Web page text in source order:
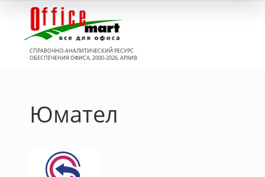
СПРАВОЧНО-АНАЛИТИЧЕСКИЙ РЕСУРС
ОБЕСПЕЧЕНИЯ ОФИСА, 2000-2026, АРХИВ
Юмател